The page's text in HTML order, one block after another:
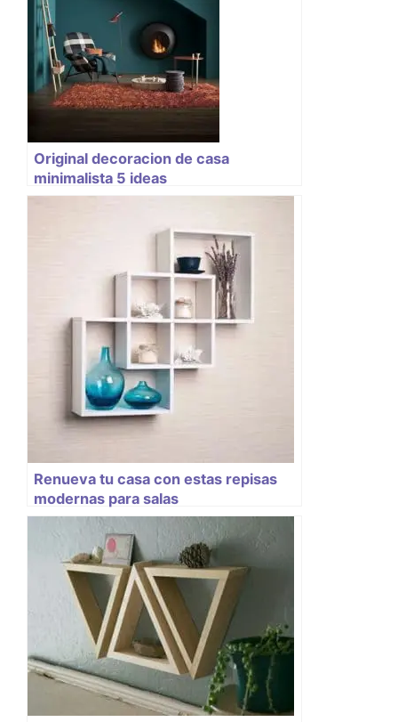
Original decoracion de casa
minimalista 5 ideas
Renueva tu casa con estas repisas
modernas para salas